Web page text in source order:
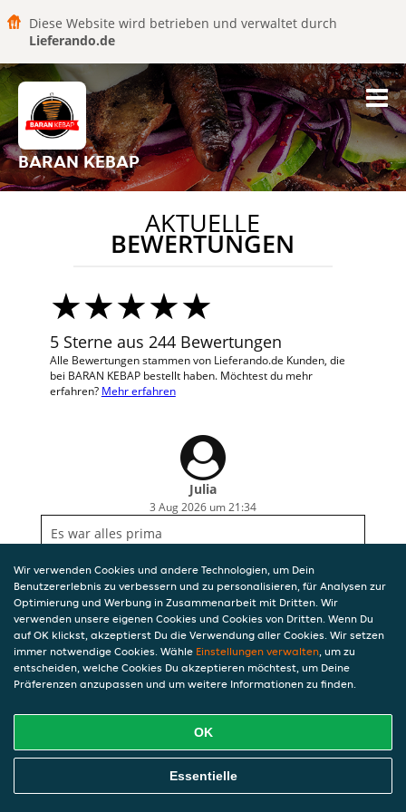
Diese Website wird betrieben und verwaltet durch
Lieferando.de
BARAN KEBAP
AKTUELLE
BEWERTUNGEN
5 Sterne aus 244 Bewertungen
Alle Bewertungen stammen von Lieferando.de Kunden, die
bei BARAN KEBAP bestellt haben. Möchtest du mehr
erfahren? Mehr erfahren
Julia
3 Aug 2026 um 21:34
Es war alles prima
Wir verwenden Cookies und andere Technologien, um Dein
Benutzererlebnis zu verbessern und zu personalisieren, für Analysen zur
Optimierung und Werbung in Zusammenarbeit mit Dritten. Wir
verwenden unsere eigenen Cookies und Cookies von Dritten. Wenn Du
auf OK klickst, akzeptierst Du die Verwendung aller Cookies. Wir setzen
immer notwendige Cookies. Wähle Einstellungen verwalten, um zu
entscheiden, welche Cookies Du akzeptieren möchtest, um Deine
Präferenzen anzupassen und um weitere Informationen zu finden.
OK
Essentielle